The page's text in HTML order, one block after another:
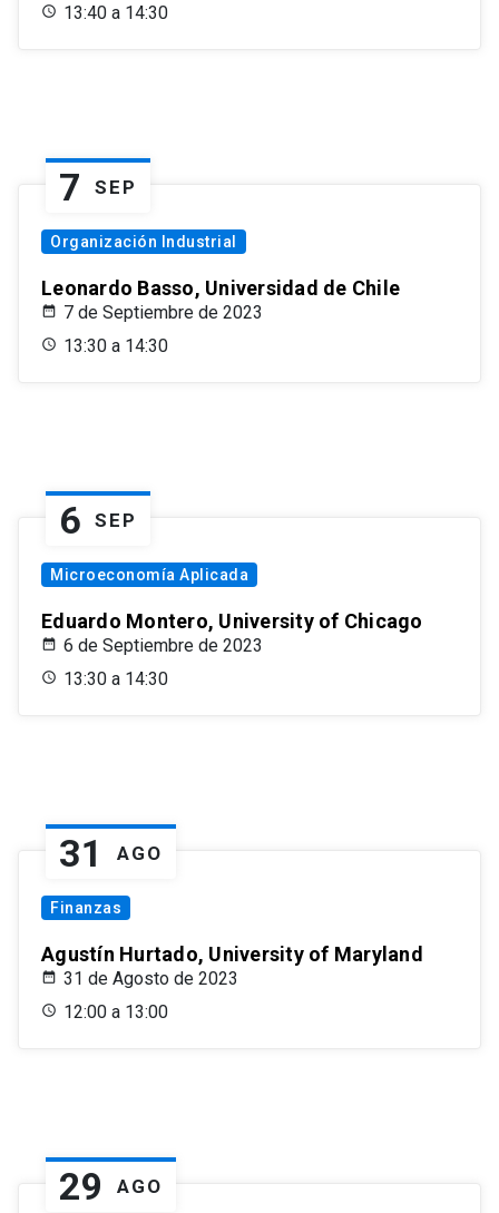
13:40 a 14:30
7 SEP
Organización Industrial
Leonardo Basso, Universidad de Chile
7 de Septiembre de 2023
13:30 a 14:30
6 SEP
Microeconomía Aplicada
Eduardo Montero, University of Chicago
6 de Septiembre de 2023
13:30 a 14:30
31 AGO
Finanzas
Agustín Hurtado, University of Maryland
31 de Agosto de 2023
12:00 a 13:00
29 AGO